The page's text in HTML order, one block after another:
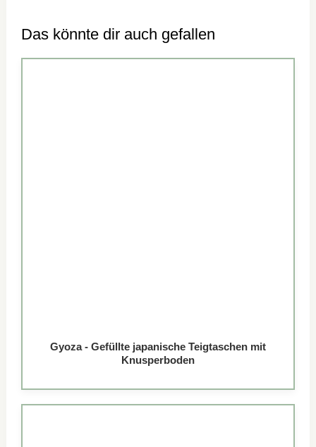
Das könnte dir auch gefallen
Gyoza - Gefüllte japanische Teigtaschen mit
Knusperboden